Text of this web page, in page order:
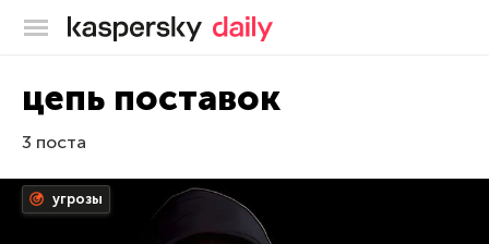
Блог Касперского
цепь поставок
3 поста
угрозы